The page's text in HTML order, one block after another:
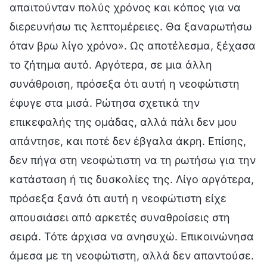
απαιτούνταν πολύς χρόνος και κόπος για να
διερευνήσω τις λεπτομέρειες. Θα ξαναρωτήσω
όταν βρω λίγο χρόνο». Ως αποτέλεσμα, ξέχασα
το ζήτημα αυτό. Αργότερα, σε μια άλλη
συνάθροιση, πρόσεξα ότι αυτή η νεοφώτιστη
έφυγε στα μισά. Ρώτησα σχετικά την
επικεφαλής της ομάδας, αλλά πάλι δεν μου
απάντησε, και ποτέ δεν έβγαλα άκρη. Επίσης,
δεν πήγα στη νεοφώτιστη να τη ρωτήσω για την
κατάσταση ή τις δυσκολίες της. Λίγο αργότερα,
πρόσεξα ξανά ότι αυτή η νεοφώτιστη είχε
απουσιάσει από αρκετές συναθροίσεις στη
σειρά. Τότε άρχισα να ανησυχώ. Επικοινώνησα
άμεσα με τη νεοφώτιστη, αλλά δεν απαντούσε.